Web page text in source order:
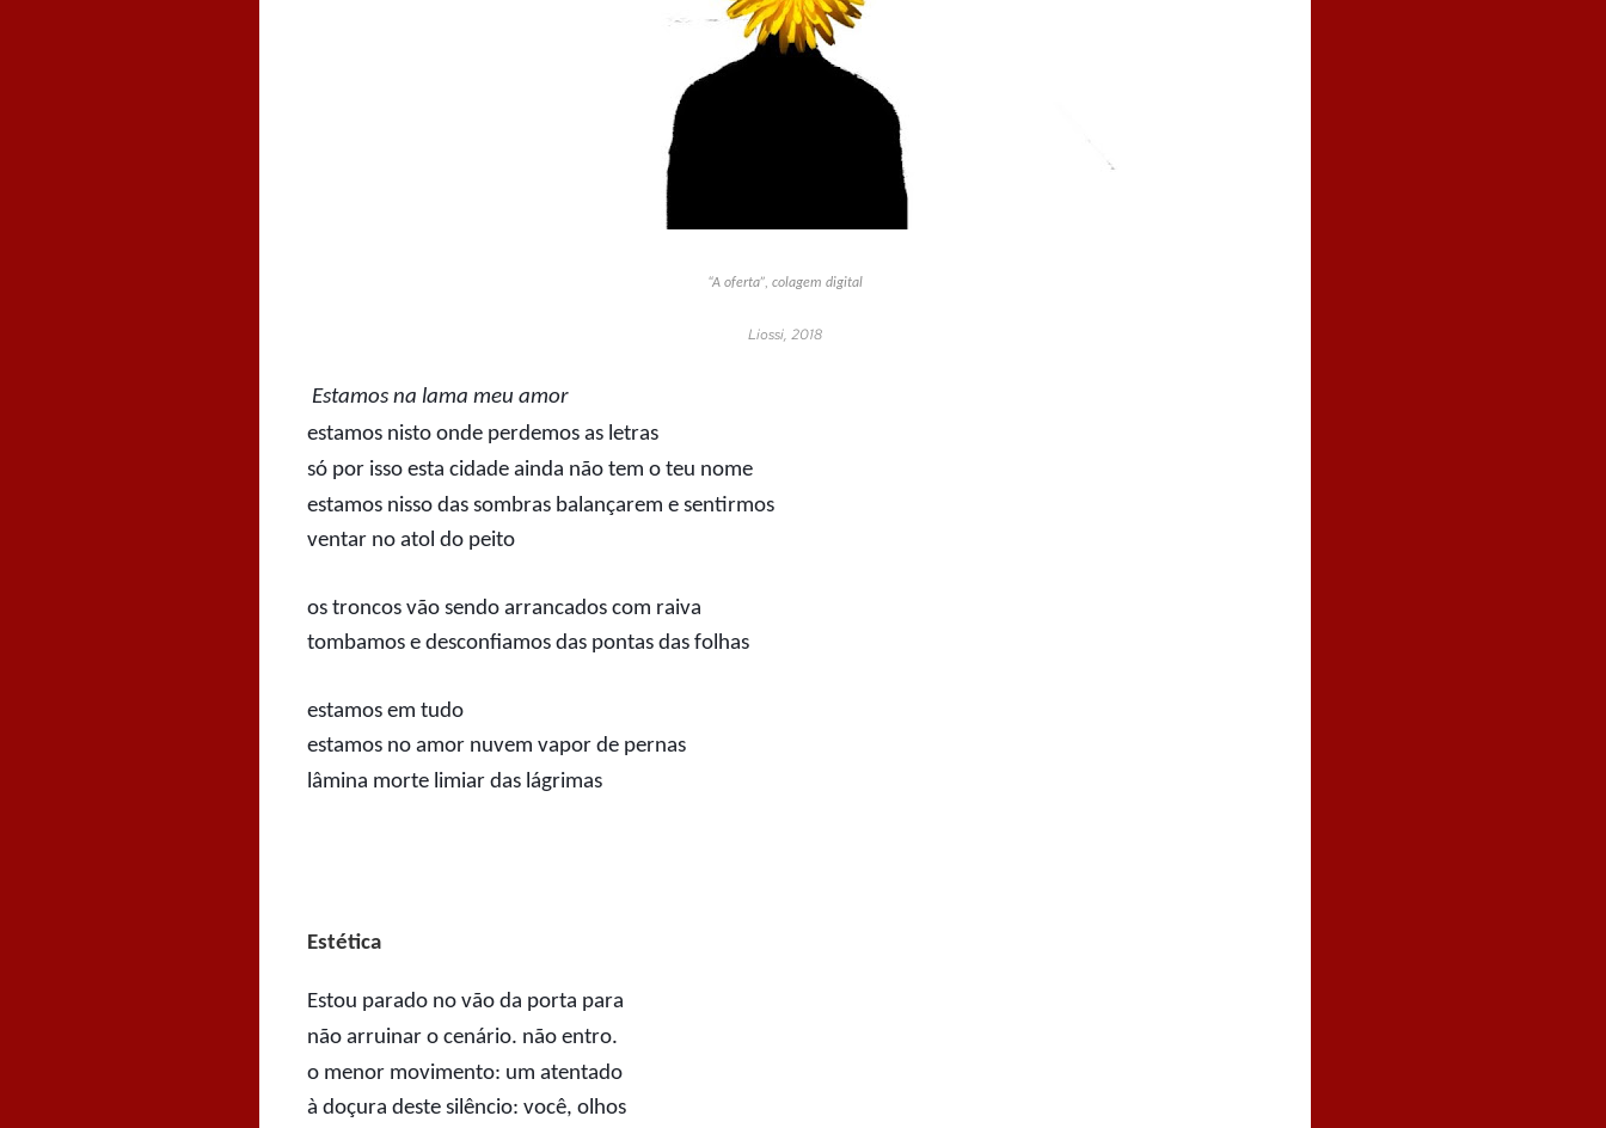
“A oferta”, colagem digital
Liossi, 2018
Estamos na lama meu amor
estamos nisto onde perdemos as letras
só por isso esta cidade ainda não tem o teu nome
estamos nisso das sombras balançarem e sentirmos
ventar no atol do peito
os troncos vão sendo arrancados com raiva
tombamos e desconfiamos das pontas das folhas
estamos em tudo
estamos no amor nuvem vapor de pernas
lâmina morte limiar das lágrimas
Estética
Estou parado no vão da porta para
não arruinar o cenário. não entro.
o menor movimento: um atentado
à doçura deste silêncio: você, olhos